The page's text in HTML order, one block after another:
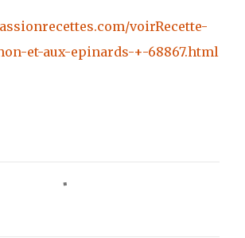
voirRecette-
et-aux-epinards-+-68867.html